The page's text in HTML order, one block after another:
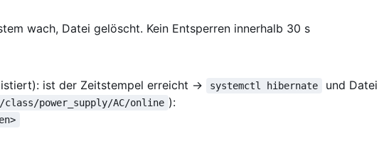
wach, Datei gelöscht. Kein Entsperren innerhalb 30 s
ist der Zeitstempel erreicht → systemctl hibernate
und Datei
class/power_supply/AC/online ):